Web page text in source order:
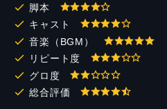
脚本
キャスト
音楽（BGM）
リピート度
グロ度
総合評価